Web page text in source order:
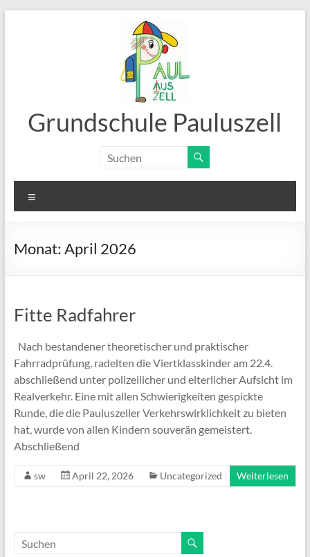
Grundschule Pauluszell
Monat: April 2026
Fitte Radfahrer
Nach bestandener theoretischer und praktischer
Fahrradprüfung, radelten die Viertklasskinder am 22.4.
abschließend unter polizeilicher und elterlicher Aufsicht im
Realverkehr. Eine mit allen Schwierigkeiten gespickte
Runde, die die Pauluszeller Verkehrswirklichkeit zu bieten
hat, wurde von allen Kindern souverän gemeistert.
Abschließend
sw April 22, 2026 Uncategorized Weiterlesen